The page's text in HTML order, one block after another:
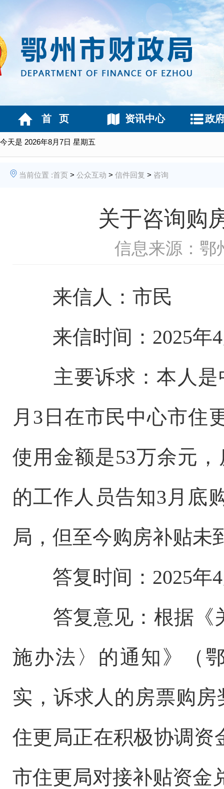
今天是 2026年8月7日 星期五
首 页 资讯中心 政
当前位置 :首页 > 公众互动 > 信件回复 > 咨询
关于咨询购
信息来源：鄂
来信人：市民
来信时间：2025年4
主要诉求：本人是
月3日在市民中心市住
使用金额是53万余元
的工作人员告知3月底
局，但至今购房补贴未
答复时间：2025年4
答复意见：根据《
施办法〉的通知》（
实，诉求人的房票购房
住更局正在积极协调资
市住更局对接补贴资金